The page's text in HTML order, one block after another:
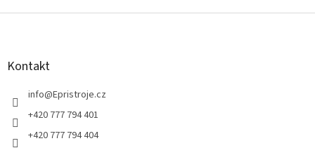
Z
Kontakt
info@Epristroje.cz
+420 777 794 401
+420 777 794 404